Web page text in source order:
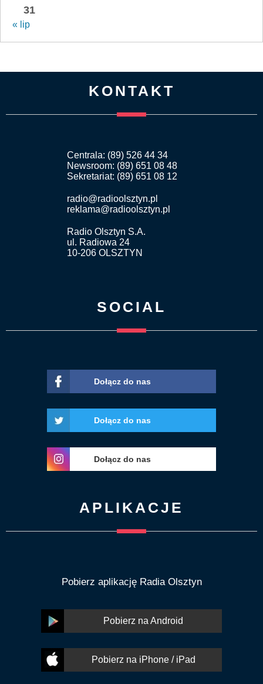
31
« lip
KONTAKT
Centrala: (89) 526 44 34
Newsroom: (89) 651 08 48
Sekretariat: (89) 651 08 12
radio@radioolsztyn.pl
reklama@radioolsztyn.pl
Radio Olsztyn S.A.
ul. Radiowa 24
10-206 OLSZTYN
SOCIAL
Dołącz do nas
Dołącz do nas
Dołącz do nas
APLIKACJE
Pobierz aplikację Radia Olsztyn
Pobierz na Android
Pobierz na iPhone / iPad